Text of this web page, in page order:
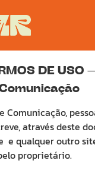
DE USO
Comunicação,
através deste
e qualquer outro
proprietário.